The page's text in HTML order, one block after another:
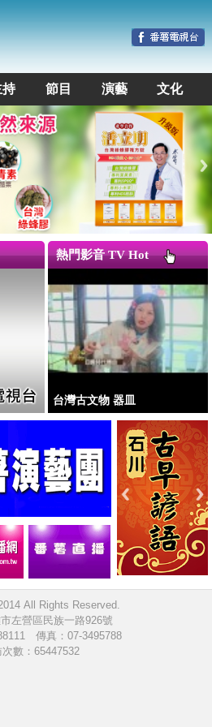
持 節目 演藝 文化
熱門影音 TV Hot
台灣古文物 器皿
All Rights Reserved.
左營區民族一路926號
傳真：07-3495788
數：65447532